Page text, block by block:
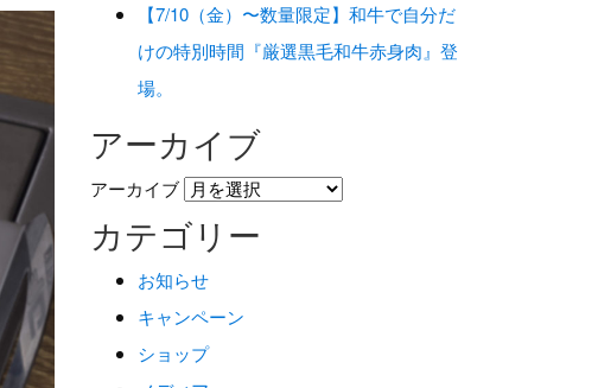
【7/10（金）〜数量限定】和牛で自分だ
けの特別時間『厳選黒毛和牛赤身肉』登
場。
アーカイブ
アーカイブ
カテゴリー
お知らせ
キャンペーン
ショップ